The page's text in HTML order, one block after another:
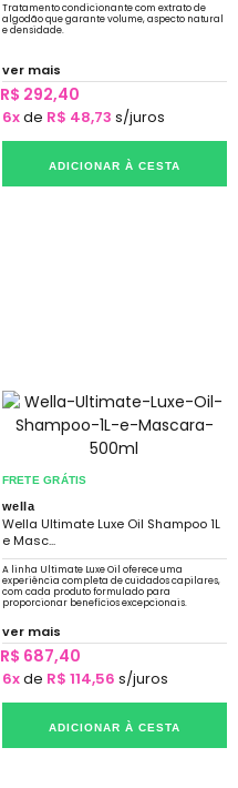
Tratamento condicionante com extrato de
algodão que garante volume, aspecto natural
e densidade.
ver mais
R$ 292,40
6xde R$ 48,73 s/juros
ADICIONAR À CESTA
FRETE GRÁTIS
wella
Wella Ultimate Luxe Oil Shampoo 1L
e Masc...
A linha Ultimate Luxe Oil oferece uma
experiência completa de cuidados capilares,
com cada produto formulado para
proporcionar benefícios excepcionais.
ver mais
R$ 687,40
6xde R$ 114,56 s/juros
ADICIONAR À CESTA